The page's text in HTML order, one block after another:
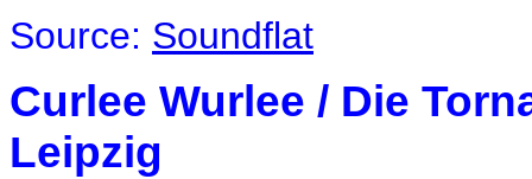
Source: Soundflat
Curlee Wurlee / Die
Leipzig